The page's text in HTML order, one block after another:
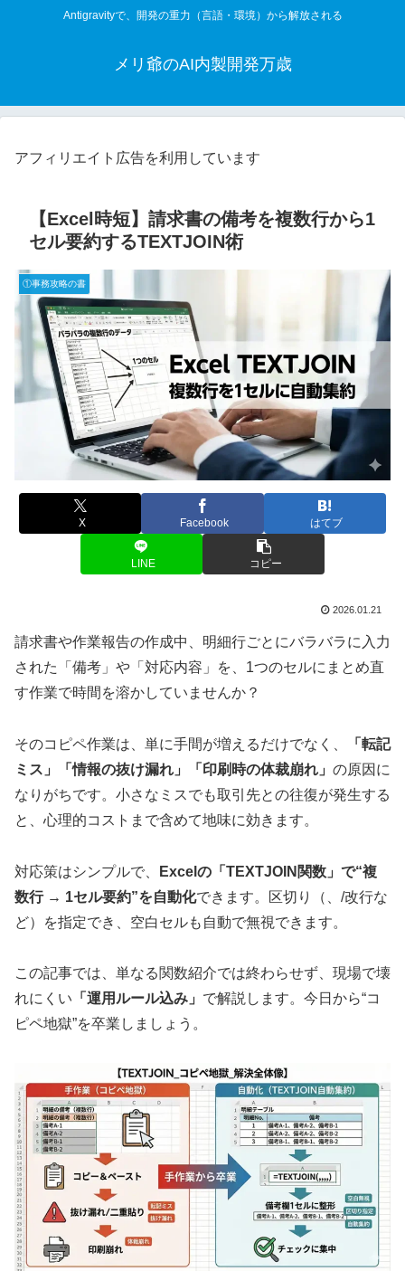
Antigravityで、開発の重力（言語・環境）から解放される
メリ爺のAI内製開発万歳
アフィリエイト広告を利用しています
【Excel時短】請求書の備考を複数行から1
セル要約するTEXTJOIN術
①事務攻略の書
X Facebook はてブ
LINE コピー
2026.01.21
請求書や作業報告の作成中、明細行ごとにバラバラに入力
された「備考」や「対応内容」を、1つのセルにまとめ直
す作業で時間を溶かしていませんか？
そのコピペ作業は、単に手間が増えるだけでなく、
「転記
ミス」「情報の抜け漏れ」「印刷時の体裁崩れ」 の原因に
なりがちです。小さなミスでも取引先との往復が発生する
と、心理的コストまで含めて地味に効きます。
対応策はシンプルで、
Excelの「TEXTJOIN関数」で“複
数行 → 1セル要約”を自動化できます。区切り（、/改行な
ど）を指定でき、空白セルも自動で無視できます。
この記事では、単なる関数紹介では終わらせず、現場で壊
れにくい 「運用ルール込み」 で解説します。今日から“コ
ピペ地獄”を卒業しましょう。